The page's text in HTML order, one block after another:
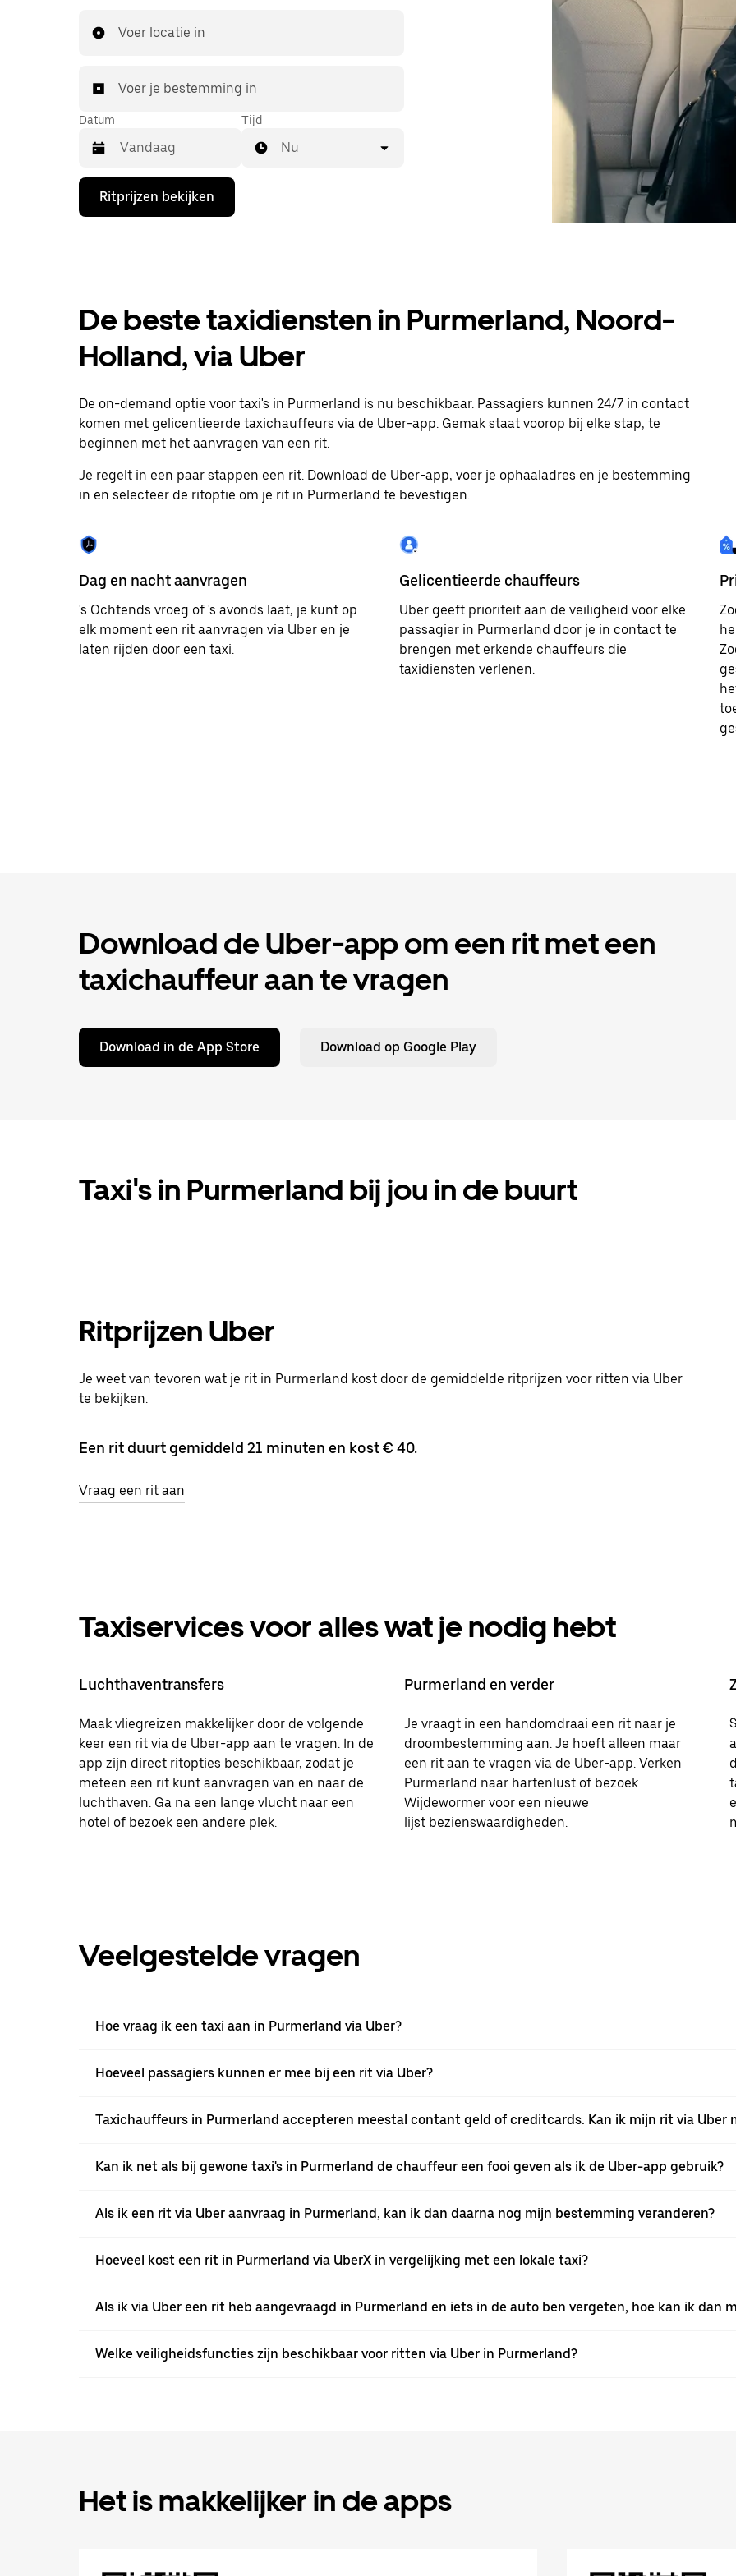
voordelige prijsopgave vooraf. Je rit is binnen handbereik.
Voer locatie in
Voer je bestemming in
Datum
Druk
de
openen
een
datum
Druk
op
Escape
de
agenda
te
Tijd
Nu
Ritprijzen bekijken
De beste taxidiensten in Purmerland, Noord-
Holland, via Uber
De on-demand optie voor taxi's in Purmerland is nu beschikbaar. Passagiers kunnen 24/7 in contact
komen met gelicentieerde taxichauffeurs via de Uber-app. Gemak staat voorop bij elke stap, te
beginnen met het aanvragen van een rit.
Je regelt in een paar stappen een rit. Download de Uber-app, voer je ophaaladres en je bestemming
in en selecteer de ritoptie om je rit in Purmerland te bevestigen.
Dag en nacht aanvragen
's Ochtends vroeg of 's avonds laat, je kunt op
elk moment een rit aanvragen via Uber en je
laten rijden door een taxi.
Gelicentieerde chauffeurs
Uber geeft prioriteit aan de veiligheid voor elke
passagier in Purmerland door je in contact te
brengen met erkende chauffeurs die
taxidiensten verlenen.
Download de Uber-app om een rit met een
taxichauffeur aan te vragen
Download in de App Store Download op Google Play
Taxi's in Purmerland bij jou in de buurt
Ritprijzen Uber
Je weet van tevoren wat je rit in Purmerland kost door de gemiddelde ritprijzen voor ritten via Uber
te bekijken.
Een rit duurt gemiddeld 21 minuten en kost € 40.
Vraag een rit aan
Taxiservices voor alles wat je nodig hebt
Luchthaventransfers
Maak vliegreizen makkelijker door de volgende
keer een rit via de Uber-app aan te vragen. In de
app zijn direct ritopties beschikbaar, zodat je
meteen een rit kunt aanvragen van en naar de
luchthaven. Ga na een lange vlucht naar een
hotel of bezoek een andere plek.
Purmerland en verder
Je vraagt in een handomdraai een rit naar je
droombestemming aan. Je hoeft alleen maar
een rit aan te vragen via de Uber-app. Verken
Purmerland naar hartenlust of bezoek
Wijdewormer voor een nieuwe
lijst bezienswaardigheden.
Veelgestelde vragen
Hoe vraag ik een taxi aan in Purmerland via Uber?
Hoeveel passagiers kunnen er mee bij een rit via Uber?
Taxichauffeurs in Purmerland accepteren meestal contant geld of creditcards. Kan ik mijn rit via Uber
Kan ik net als bij gewone taxi's in Purmerland de chauffeur een fooi geven als ik de Uber-app gebruik?
Als ik een rit via Uber aanvraag in Purmerland, kan ik dan daarna nog mijn bestemming veranderen?
Hoeveel kost een rit in Purmerland via UberX in vergelijking met een lokale taxi?
Als ik via Uber een rit heb aangevraagd in Purmerland en iets in de auto ben vergeten, hoe kan ik dan
Welke veiligheidsfuncties zijn beschikbaar voor ritten via Uber in Purmerland?
Het is makkelijker in de apps